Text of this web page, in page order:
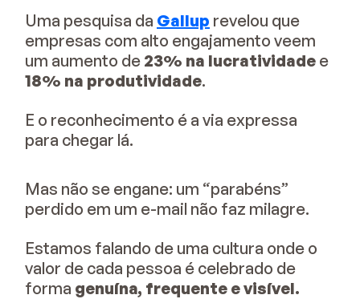
Uma pesquisa da Gallup revelou que
empresas com alto engajamento veem
um aumento de 23% na lucratividade e
18% na produtividade.
E o reconhecimento é a via expressa
para chegar lá.
Mas não se engane: um “parabéns”
perdido em um e-mail não faz milagre.
Estamos falando de uma cultura onde o
valor de cada pessoa é celebrado de
forma genuína, frequente e visível.